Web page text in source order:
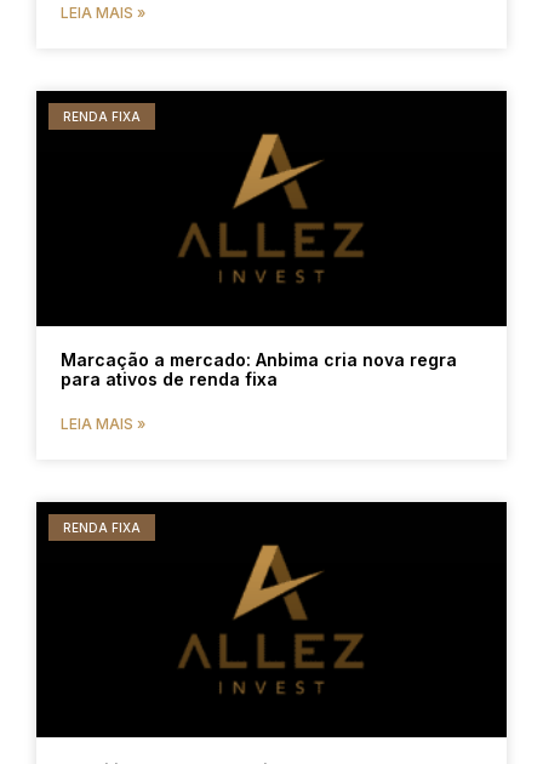
LEIA MAIS »
RENDA FIXA
Marcação a mercado: Anbima cria nova regra
para ativos de renda fixa
LEIA MAIS »
RENDA FIXA